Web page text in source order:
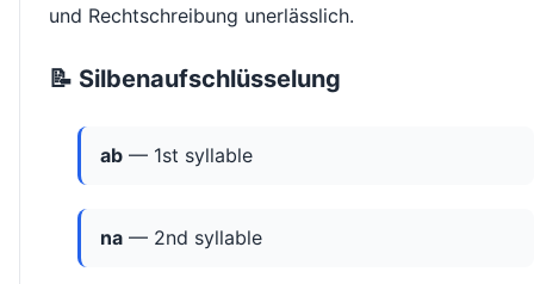
und Rechtschreibung unerlässlich.
📝 Silbenaufschlüsselung
ab — 1st syllable
na — 2nd syllable